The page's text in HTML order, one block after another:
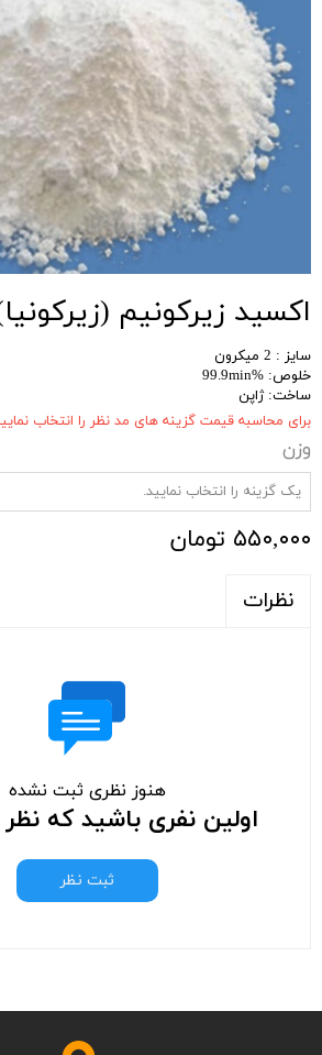
اکسید زیرکونیم
۵۵۰,۰۰۰ تومان
برای محاسبه قیمت گزینه های مد نظر را انتخاب
سایز : 2 میکرون
خلوص: %99.9min
ساخت: ژاپن
وزن
یک گزینه را انتخاب نمایید.
نظرات
هنوز نظری ثبت نشده
اولین نفری باشید که
ثبت نظر